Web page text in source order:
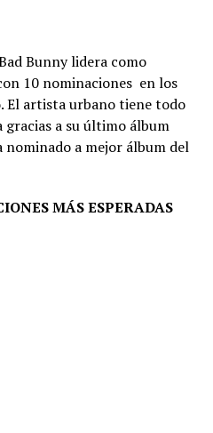
Bunny lidera como
10 nominaciones en los
El artista urbano tiene todo
a su último álbum
nominado a mejor álbum del
MÁS ESPERADAS